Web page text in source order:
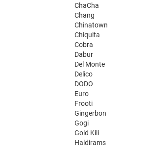
ChaCha
Chang
Chinatown
Chiquita
Cobra
Dabur
Del Monte
Delico
DODO
Euro
Frooti
Gingerbon
Gogi
Gold Kili
Haldirams